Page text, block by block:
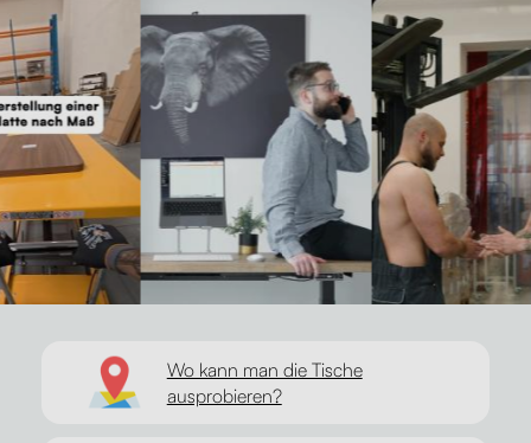
Wo kann man die Tische
ausprobieren?